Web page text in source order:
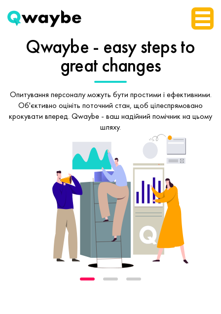
Qwaybe - easy stepsto
great changes
Опитування персоналу можуть бути простими і ефективними.
Об'єктивно оцініть поточний стан, щоб цілеспрямовано
крокувати вперед. Qwaybe - ваш надійний помічник на цьому
шляху.